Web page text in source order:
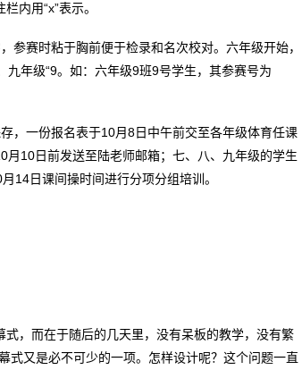
内用“x”表示。
参赛时粘于胸前便于检录和名次校对。六年级开始，
九年级“9。如：六年级9班9号学生，其参赛号为
，一份报名表于10月8日中午前交至各年级体育任课
10日前发送至陆老师邮箱；七、八、九年级的学生
14日课间操时间进行分项分组培训。
，而在于随后的几天里，没有呆板的教学，没有繁
式又是必不可少的一项。怎样设计呢？这个问题一直